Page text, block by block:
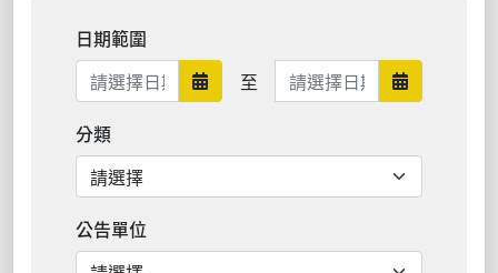
日期範圍
日期範圍開始
至 日期範圍結束 日期範圍
分類
公告單位